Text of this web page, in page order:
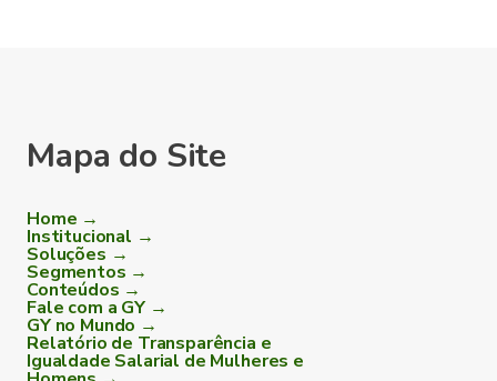
Mapa do Site
Home →
Institucional →
Soluções →
Segmentos →
Conteúdos →
Fale com a GY →
GY no Mundo →
Relatório de Transparência e
Igualdade Salarial de Mulheres e